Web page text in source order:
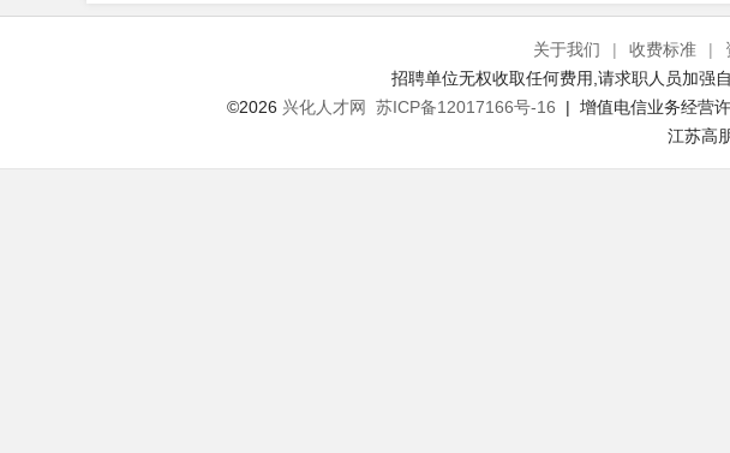
关于我们 | 收费标准 |
招聘单位无权收取任何费用,请求职人员加强
©2026 兴化人才网 苏ICP备12017166号-16 | 增值电信业务经营
江苏高